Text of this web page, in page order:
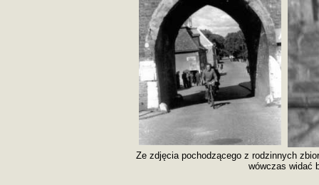
Ze zdjęcia pochodzącego z rodzinnych
wówczas widać